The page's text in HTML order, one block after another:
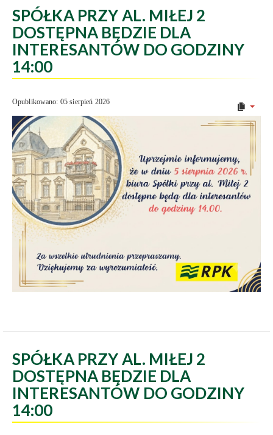
SPÓŁKA PRZY AL. MIŁEJ 2
DOSTĘPNA BĘDZIE DLA
INTERESANTÓW DO GODZINY
14:00
Opublikowano: 05 sierpień 2026
SPÓŁKA PRZY AL. MIŁEJ 2
DOSTĘPNA BĘDZIE DLA
INTERESANTÓW DO GODZINY
14:00